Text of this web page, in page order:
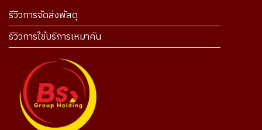
รีวิวการจัดส่งพัสดุ
รีวิวการใช้บริการเหมาคัน